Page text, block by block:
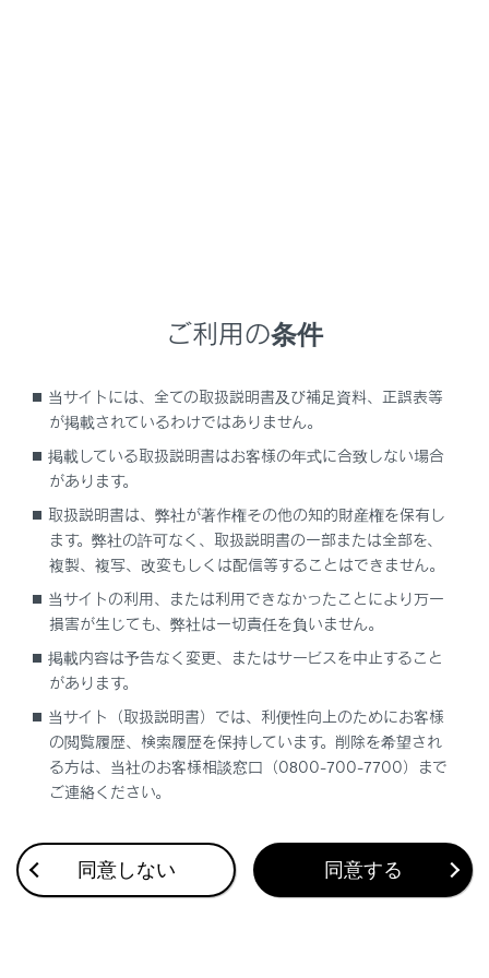
リヤアームレスト内のオペレーションパネルを使って、オ
ーディオ・エアコン・シート・リラクゼーションシー
リヤマルチオペレーションパネルの操作につい
合わせて見られているページ
リヤオートエアコン
フロントオートエアコン
その他の室内装備
このページは役に立ちましたか？
ご利用の条件
当サイトには、全ての取扱説明書及び補足資料、正誤表等
が掲載されているわけではありません。
掲載している取扱説明書はお客様の年式に合致しない場合
があります。
取扱説明書は、弊社が著作権その他の知的財産権を保有し
ます。弊社の許可なく、取扱説明書の一部または全部を、
複製、複写、改変もしくは配信等することはできません。
当サイトの利用、または利用できなかったことにより万一
損害が生じても、弊社は一切責任を負いません。
掲載内容は予告なく変更、またはサービスを中止すること
があります。
当サイト（取扱説明書）では、利便性向上のためにお客様
の閲覧履歴、検索履歴を保持しています。削除を希望され
る方は、当社のお客様相談窓口（0800-700-7700）まで
ご連絡ください。
同意しない 同意する